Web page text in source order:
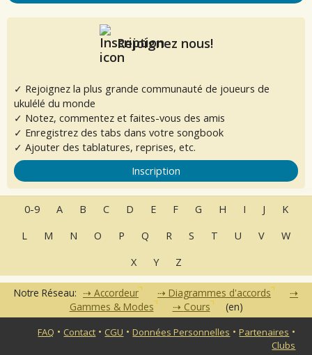
Rejoignez nous!
✓ Rejoignez la plus grande communauté de joueurs de
ukulélé du monde
✓ Notez, commentez et faites-vous des amis
✓ Enregistrez des tabs dans votre songbook
✓ Ajouter des tablatures, reprises, etc.
Inscription
0-9 A B C D E F G H I J
K
L
M N O P Q R S T U V
W
X
Y Z
Notre Réseau: Accordeur
Diagrammes d'accords
Gammes & Modes
Cours (en)
FAQ • Contact • CGU •Données Personnelles •Partenaires •
Clubs